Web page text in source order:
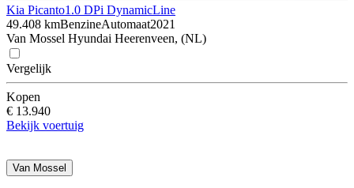
Kia Picanto1.0 DPi DynamicLine
49.408 kmBenzineAutomaat2021
Van Mossel Hyundai Heerenveen, (NL)
Vergelijk
Kopen
€ 13.940
Bekijk voertuig
Van Mossel